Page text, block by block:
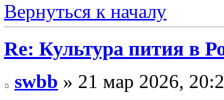
Вернуться к началу
Re: Культура пития в
swbb » 21 мар 2026,